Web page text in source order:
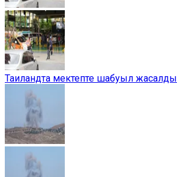
Таиландта мектепте шабуыл жасалды